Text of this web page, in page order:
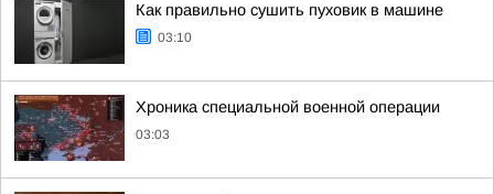
Как правильно сушить пуховик в машине
03:10
Хроника специальной военной операции
03:03